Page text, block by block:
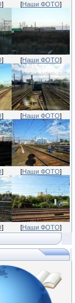
] [Наши ФОТО]
] [Наши ФОТО]
] [Наши ФОТО]
] [Наши ФОТО]
] [Наши ФОТО]